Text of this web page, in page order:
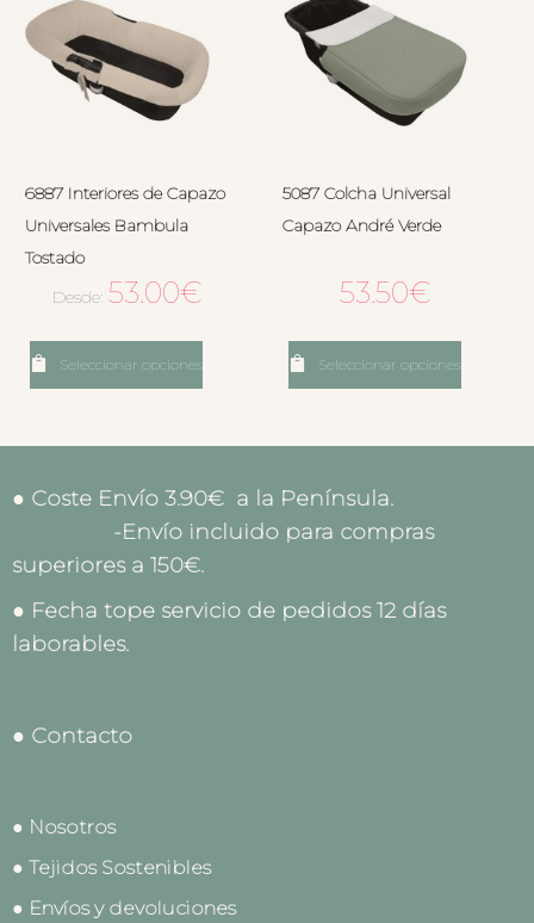
6887 Interiores de Capazo
Universales Bambula
Tostado
Desde:53.00€
Seleccionar opciones
5087 Colcha Universal
Capazo André Verde
53.50€
Seleccionar opciones
● Coste Envío 3.90€ a la Península.
-Envío incluido para compras
superiores a 150€.
● Fecha tope servicio de pedidos 12 días
laborables.
● Contacto
● Nosotros
● Tejidos Sostenibles
● Envíos y devoluciones